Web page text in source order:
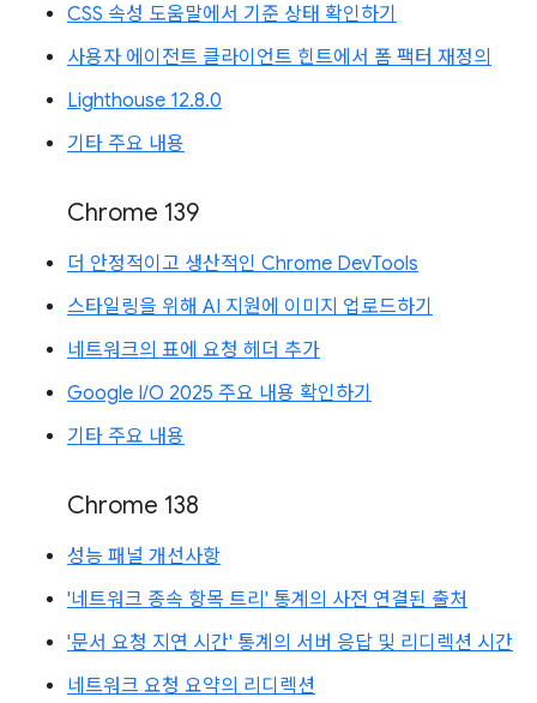
CSS 속성 도움말에서 기준 상태 확인하기
사용자 에이전트 클라이언트 힌트에서 폼 팩터 재정의
Lighthouse 12.8.0
기타 주요 내용
Chrome 139
더 안정적이고 생산적인 Chrome DevTools
스타일링을 위해 AI 지원에 이미지 업로드하기
네트워크의 표에 요청 헤더 추가
Google I/O 2025 주요 내용 확인하기
기타 주요 내용
Chrome 138
성능 패널 개선사항
'네트워크 종속 항목 트리' 통계의 사전 연결된 출처
'문서 요청 지연 시간' 통계의 서버 응답 및 리디렉션 시간
네트워크 요청 요약의 리디렉션